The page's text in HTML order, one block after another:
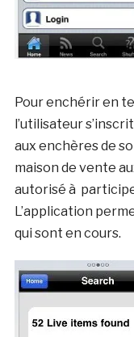
Pour enchérir en
l’utilisateur
aux enchères de
maison de vente
autorisé à
L’application
qui sont en cours.